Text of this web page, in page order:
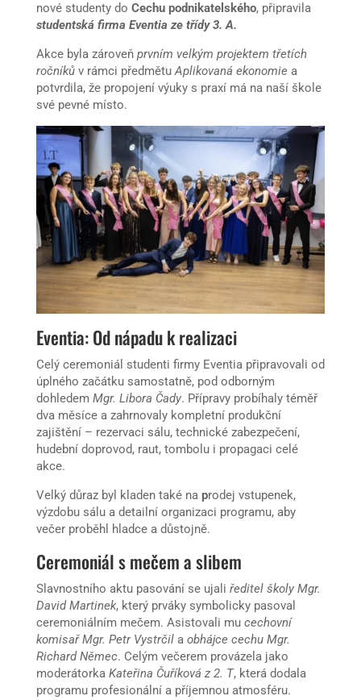
nové studenty do Cechu podnikatelského, připravila
studentská firma Eventia ze třídy 3. A.
Akce byla zároveň prvním velkým projektem třetích
ročníkův rámci předmětuAplikovaná ekonomie a
potvrdila, že propojení výuky s praxí má na naší škole
své pevné místo.
Eventia: Od nápadu k realizaci
Celý ceremoniál studenti firmy Eventia připravovali od
úplného začátku samostatně, pod odborným
dohledem Mgr. Libora Čady. Přípravy probíhaly téměř
dva měsíce a zahrnovaly kompletní produkční
zajištění – rezervaci sálu, technické zabezpečení,
hudební doprovod, raut, tombolu i propagaci celé
akce.
Velký důraz byl kladen také na prodej vstupenek,
výzdobu sálu a detailní organizaci programu, aby
večer proběhl hladce a důstojně.
Ceremoniál s mečem a slibem
Slavnostního aktu pasování se ujali ředitel školy Mgr.
David Martinek, který prváky symbolicky pasoval
ceremoniálním mečem. Asistovali mu cechovní
komisař Mgr. Petr Vystrčila obhájce cechu Mgr.
Richard Němec. Celým večerem provázela jako
moderátorka Kateřina Čuříková z 2. T, která dodala
programu profesionální a příjemnou atmosféru.